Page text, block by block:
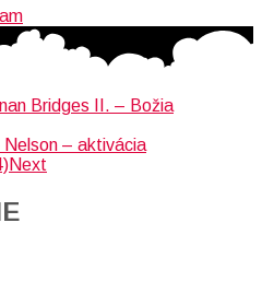
Bridges II. – Božia
Nelson – aktivácia
Next